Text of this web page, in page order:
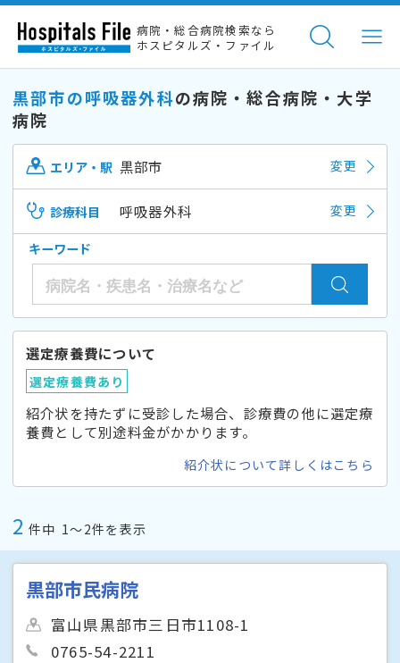
病院・総合病院検索なら
ホスピタルズ・ファイル
黒部市の呼吸器外科の病院・総合病院・大学
病院
エリア・駅 黒部市 変更
診療科目 呼吸器外科 変更
キーワード
選定療養費について
選定療養費あり
紹介状を持たずに受診した場合、診療費の他に選定療
養費として別途料金がかかります。
紹介状について詳しくはこちら
2 件中 1〜2件を表示
黒部市民病院
富山県黒部市三日市1108-1
0765-54-2211